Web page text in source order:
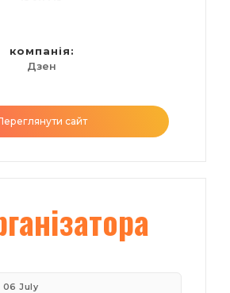
компанія:
Дзен
сайт
06 July